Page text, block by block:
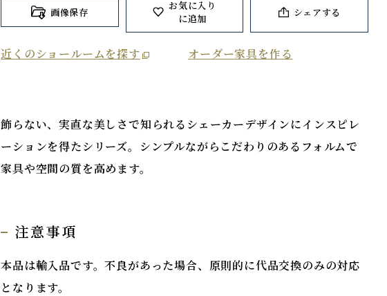
画像保存
お気に入り
に追加
シェアする
近くのショールームを探す オーダー家具を作る
飾らない、実直な美しさで知られるシェーカーデザインにインスピレ
ーションを得たシリーズ。シンプルながらこだわりのあるフォルムで
家具や空間の質を高めます。
注意事項
本品は輸入品です。不良があった場合、原則的に代品交換のみの対応
となります。